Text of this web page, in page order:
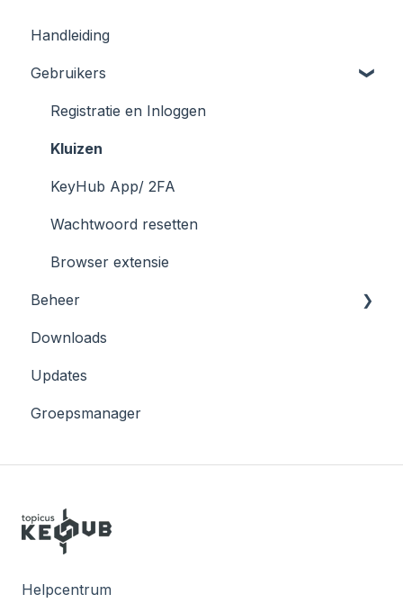
Handleiding
Gebruikers
Registratie en Inloggen
Kluizen
KeyHub App/ 2FA
Wachtwoord resetten
Browser extensie
Beheer
Azure
AWS
Downloads
Updates
Groepsmanager
Helpcentrum